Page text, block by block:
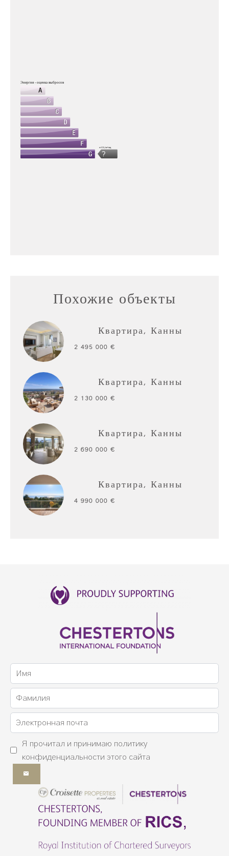
Энергия - оценка выбросов
?
кг CO₂/м².год
Похожие объекты
Квартира, Канны
2 495 000 €
Квартира, Канны
2 130 000 €
Квартира, Канны
2 690 000 €
Квартира, Канны
4 990 000 €
Я прочитал и принимаю политику
конфиденциальности этого сайта